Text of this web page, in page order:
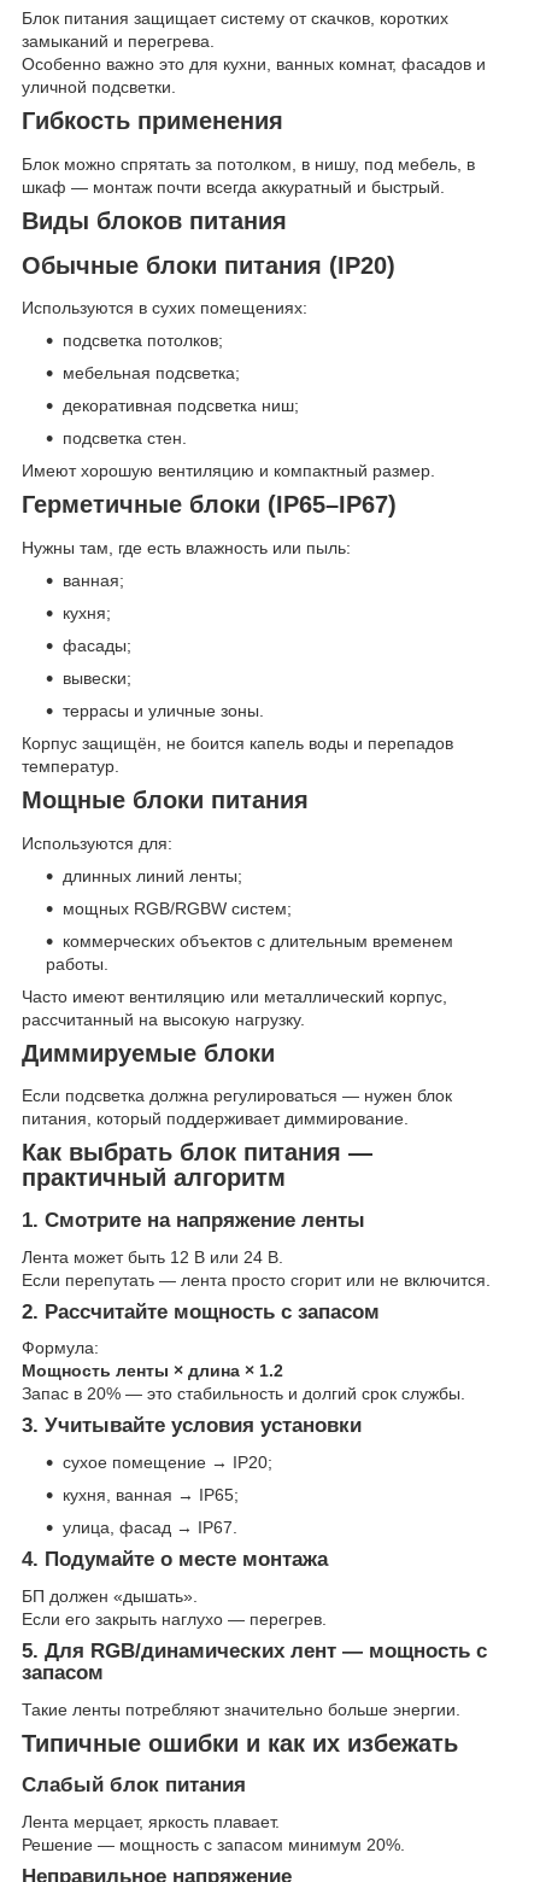
Блок питания защищает систему от скачков, коротких
замыканий и перегрева.
Особенно важно это для кухни, ванных комнат, фасадов и
уличной подсветки.
Гибкость применения
Блок можно спрятать за потолком, в нишу, под мебель, в
шкаф — монтаж почти всегда аккуратный и быстрый.
Виды блоков питания
Обычные блоки питания (IP20)
Используются в сухих помещениях:
подсветка потолков;
мебельная подсветка;
декоративная подсветка ниш;
подсветка стен.
Имеют хорошую вентиляцию и компактный размер.
Герметичные блоки (IP65–IP67)
Нужны там, где есть влажность или пыль:
ванная;
кухня;
фасады;
вывески;
террасы и уличные зоны.
Корпус защищён, не боится капель воды и перепадов
температур.
Мощные блоки питания
Используются для:
длинных линий ленты;
мощных RGB/RGBW систем;
коммерческих объектов с длительным временем
работы.
Часто имеют вентиляцию или металлический корпус,
рассчитанный на высокую нагрузку.
Диммируемые блоки
Если подсветка должна регулироваться — нужен блок
питания, который поддерживает диммирование.
Как выбрать блок питания —
практичный алгоритм
1. Смотрите на напряжение ленты
Лента может быть 12 В или 24 В.
Если перепутать — лента просто сгорит или не включится.
2. Рассчитайте мощность с запасом
Формула:
Мощность ленты × длина × 1.2
Запас в 20% — это стабильность и долгий срок службы.
3. Учитывайте условия установки
сухое помещение → IP20;
кухня, ванная → IP65;
улица, фасад → IP67.
4. Подумайте о месте монтажа
БП должен «дышать».
Если его закрыть наглухо — перегрев.
5. Для RGB/динамических лент — мощность с
запасом
Такие ленты потребляют значительно больше энергии.
Типичные ошибки и как их избежать
Слабый блок питания
Лента мерцает, яркость плавает.
Решение — мощность с запасом минимум 20%.
Неправильное напряжение